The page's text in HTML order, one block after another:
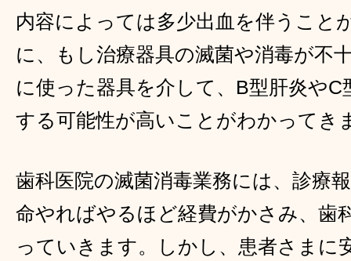
内容によっては多少出血を伴うこと
に、もし治療器具の滅菌や消毒が不
に使った器具を介して、B型肝炎や
する可能性が高いことがわかってき
歯科医院の滅菌消毒業務には、診療
命やればやるほど経費がかさみ、歯
っていきます。しかし、患者さまに